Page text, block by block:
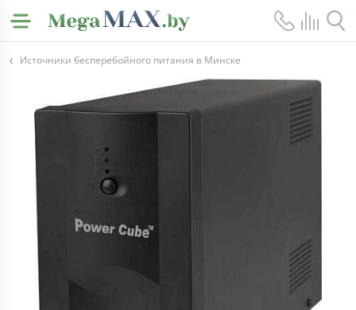
Источники бесперебойного питания в Минске